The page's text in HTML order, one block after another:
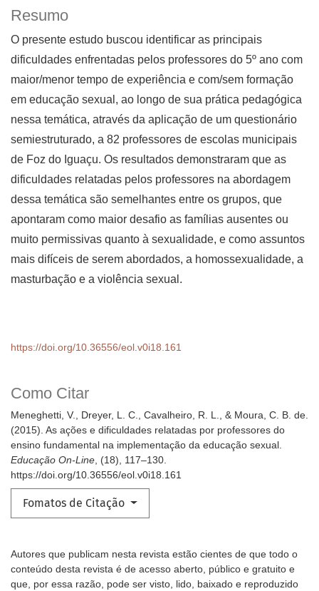
Como Citar
Meneghetti, V., Dreyer, L. C., Cavalheiro, R. L., & Moura, C. B. de.
(2015). As ações e dificuldades relatadas por professores do
ensino fundamental na implementação da educação sexual.
Educação On-Line, (18), 117–130.
https://doi.org/10.36556/eol.v0i18.161
Fomatos de Citação
Resumo
O presente estudo buscou identificar as principais
dificuldades enfrentadas pelos professores do 5º ano com
maior/menor tempo de experiência e com/sem formação
em educação sexual, ao longo de sua prática pedagógica
nessa temática, através da aplicação de um questionário
semiestruturado, a 82 professores de escolas municipais
de Foz do Iguaçu. Os resultados demonstraram que as
dificuldades relatadas pelos professores na abordagem
dessa temática são semelhantes entre os grupos, que
apontaram como maior desafio as famílias ausentes ou
muito permissivas quanto à sexualidade, e como assuntos
mais difíceis de serem abordados, a homossexualidade, a
masturbação e a violência sexual.
https://doi.org/10.36556/eol.v0i18.161
Autores que publicam nesta revista estão cientes de que todo o
conteúdo desta revista é de acesso aberto, público e gratuito e
que, por essa razão, pode ser visto, lido, baixado e reproduzido